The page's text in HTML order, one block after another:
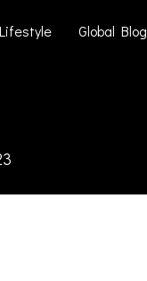
Lifestyle Global Blog